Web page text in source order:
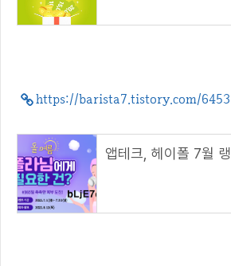
https://barista7.tistory.com/6453